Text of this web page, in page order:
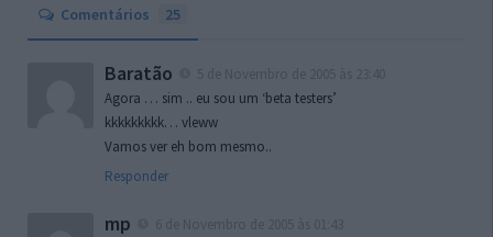
Comentários 25
Baratão
Agora … sim .. eu sou um ‘beta testers’
kkkkkkkkk… vleww
Vamos ver eh bom mesmo..
Responder
mp